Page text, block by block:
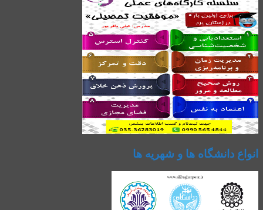
انواع دانشگاه ها و شهریه ها